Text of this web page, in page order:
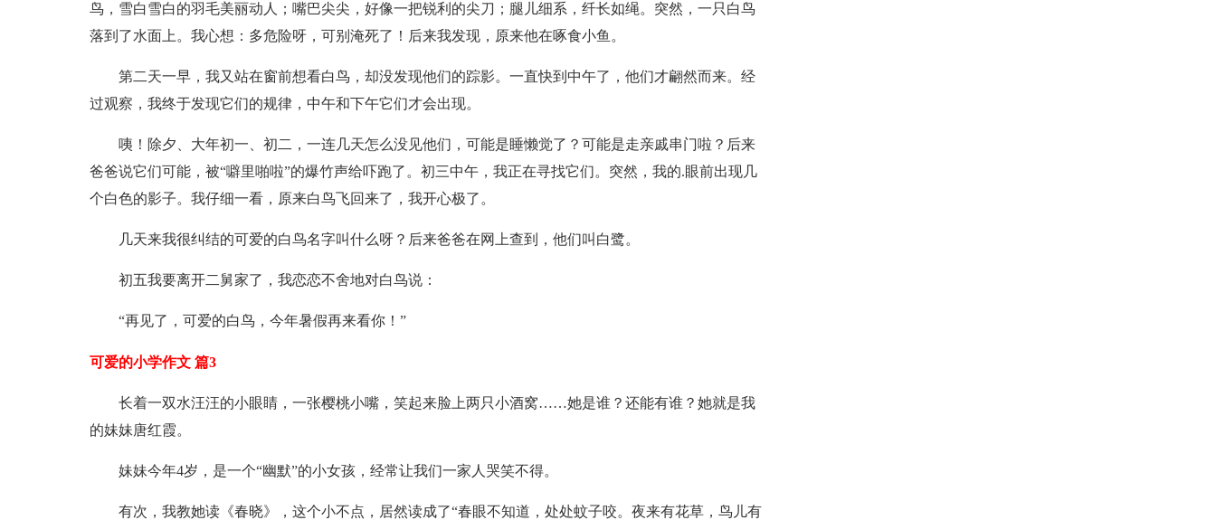
鸟，雪白雪白的羽毛美丽动人；嘴巴尖尖，好像一把锐利的尖刀；腿儿细系，纤长如绳。突然，一只白鸟
落到了水面上。我心想：多危险呀，可别淹死了！后来我发现，原来他在啄食小鱼。
第二天一早，我又站在窗前想看白鸟，却没发现他们的踪影。一直快到中午了，他们才翩然而来。经
过观察，我终于发现它们的规律，中午和下午它们才会出现。
咦！除夕、大年初一、初二，一连几天怎么没见他们，可能是睡懒觉了？可能是走亲戚串门啦？后来
爸爸说它们可能，被“噼里啪啦”的爆竹声给吓跑了。初三中午，我正在寻找它们。突然，我的.眼前出现几
个白色的影子。我仔细一看，原来白鸟飞回来了，我开心极了。
几天来我很纠结的可爱的白鸟名字叫什么呀？后来爸爸在网上查到，他们叫白鹭。
初五我要离开二舅家了，我恋恋不舍地对白鸟说：
“再见了，可爱的白鸟，今年暑假再来看你！”
可爱的小学作文 篇3
长着一双水汪汪的小眼睛，一张樱桃小嘴，笑起来脸上两只小酒窝……她是谁？还能有谁？她就是我
的妹妹唐红霞。
妹妹今年4岁，是一个“幽默”的小女孩，经常让我们一家人哭笑不得。
有次，我教她读《春晓》，这个小不点，居然读成了“春眼不知道，处处蚊子咬。夜来有花草，鸟儿有